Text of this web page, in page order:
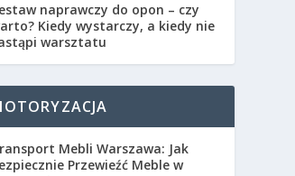
naprawczy do opon – czy
Kiedy wystarczy, a kiedy nie
warsztatu
Mebli Warszawa: Jak
Przewieźć Meble w